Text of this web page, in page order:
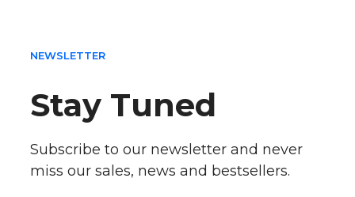
NEWSLETTER
Stay Tuned
Subscribe to our newsletter and never
miss our sales, news and bestsellers.